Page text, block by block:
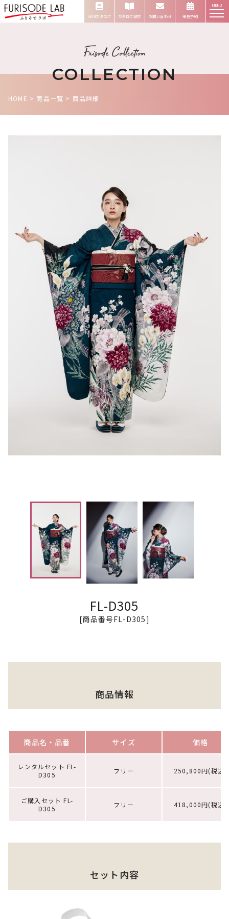
WEBカタログ カタログ請求 お問い合わせ 来店予約
MENU
COLLECTION
HOME > 商品一覧 > 商品詳細
FL-D305
[商品番号FL-D305]
商品情報
商品名・品番 サイズ 価格
レンタルセット FL-
D305
フリー 250,800円(税込)
ご購入セット FL-
D305
フリー 418,000円(税込)
セット内容